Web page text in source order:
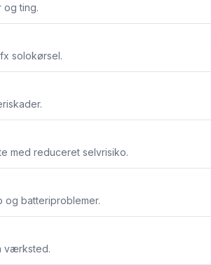
og ting.
solokørsel.
med reduceret selvrisiko.
batteriproblemer.
værksted.